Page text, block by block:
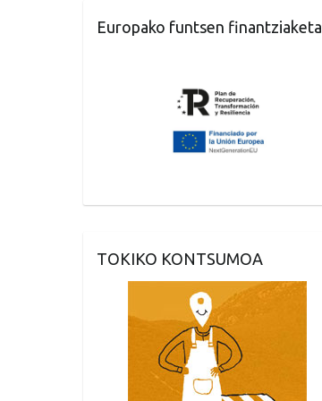
Europako funtsen finantziaketa
TOKIKO KONTSUMOA